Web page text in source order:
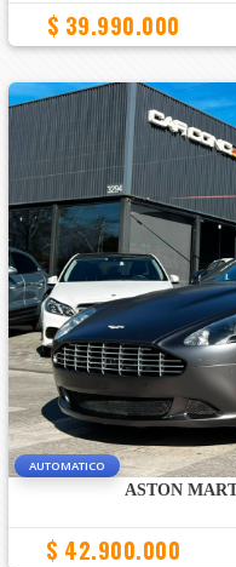
$ 39.990.000
AUTOMATICO
ASTON
$ 42.900.000